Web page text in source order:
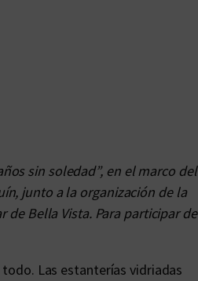
sin soledad”, en el marco del
junto a la organización de la
de Bella Vista. Para participar de
Las estanterías vidriadas